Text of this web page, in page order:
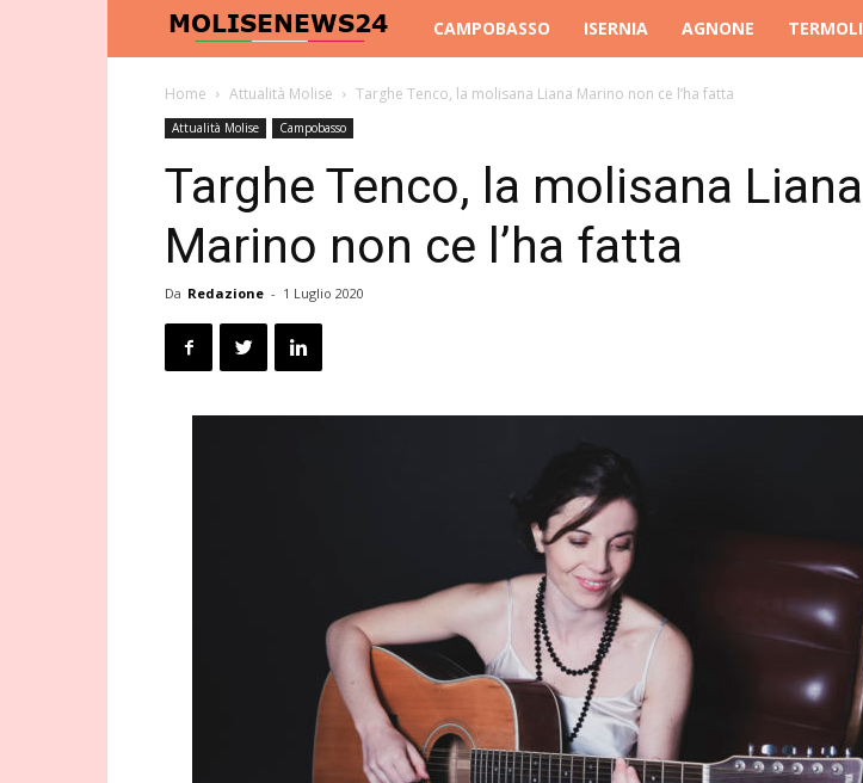
Molise
News
CAMPOBASSO ISERNIA AGNONE TERMOLI
Home Attualità Molise Targhe Tenco, la molisana Liana Marino non ce l’ha fatta
Attualità Molise Campobasso
Targhe Tenco, la molisana Liana
Marino non ce l’ha fatta
Da Redazione - 1 Luglio 2020